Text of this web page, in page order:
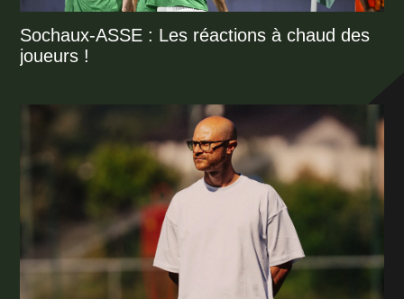
Sochaux-ASSE : Les réactions à chaud des
joueurs !